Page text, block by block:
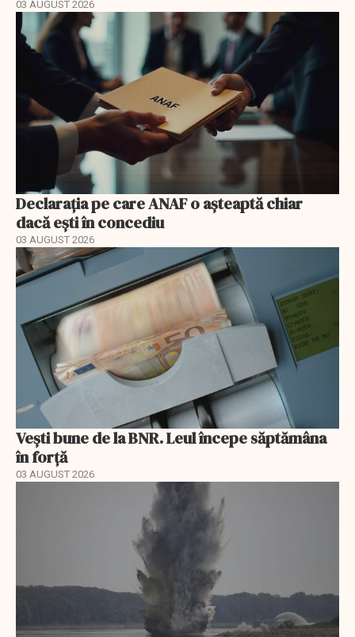
03 AUGUST 2026
Declarația pe care ANAF o așteaptă chiar
dacă ești în concediu
03 AUGUST 2026
Vești bune de la BNR. Leul începe săptămâna
în forță
03 AUGUST 2026